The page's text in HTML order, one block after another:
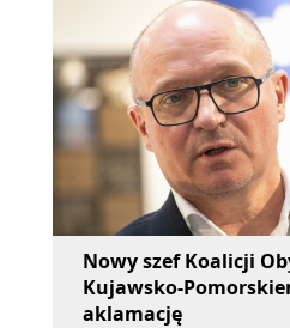
Nowy szef Koalicji
Kujawsko-
aklamację